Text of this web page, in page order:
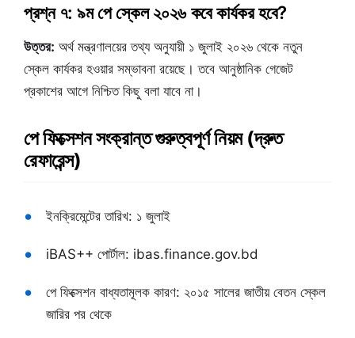
প্রশ্ন ৭: ৯ম পে স্কেল ২০২৬ কবে কার্যকর হবে?
উত্তর: অর্থ মন্ত্রণালয়ের তথ্য অনুযায়ী ১ জুলাই ২০২৬ থেকে নতুন
স্কেল কার্যকর হওয়ার সম্ভাবনা রয়েছে। তবে আনুষ্ঠানিক গেজেট
প্রকাশের আগে নিশ্চিত কিছু বলা যাবে না।
পে ফিক্সেশন সংক্রান্ত গুরুত্বপূর্ণ নিয়ম (দ্রুত
রেফারেন্স)
ইনক্রিমেন্টের তারিখ: ১ জুলাই
iBAS++ পোর্টাল: ibas.finance.gov.bd
পে ফিক্সেশন বাধ্যতামূলক কারণ: ২০১৫ সালের জাতীয় বেতন স্কেল
জারির পর থেকে